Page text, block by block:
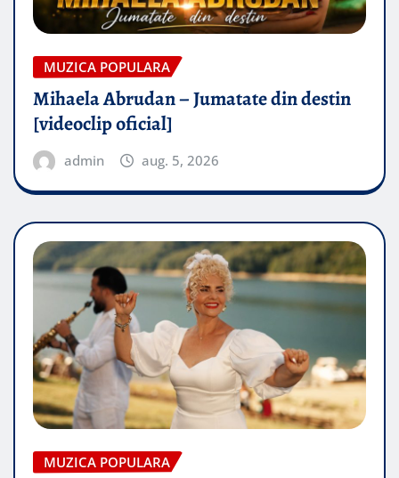
MUZICA POPULARA
Mihaela Abrudan – Jumatate din destin
[videoclip oficial]
admin aug. 5, 2026
MUZICA POPULARA